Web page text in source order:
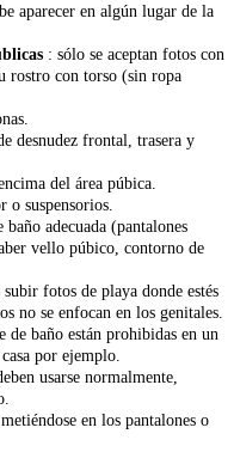
aparecer en algún lugar de la
: sólo se aceptan fotos con
rostro con torso (sin ropa
desnudez frontal, trasera y
del área púbica.
suspensorios.
adecuada (pantalones
vello púbico, contorno de
fotos de playa donde estés
no se enfocan en los genitales.
baño están prohibidas en un
por ejemplo.
usarse normalmente,
en los pantalones o